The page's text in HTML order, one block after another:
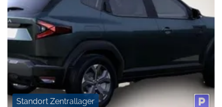
Standort Zentrallager